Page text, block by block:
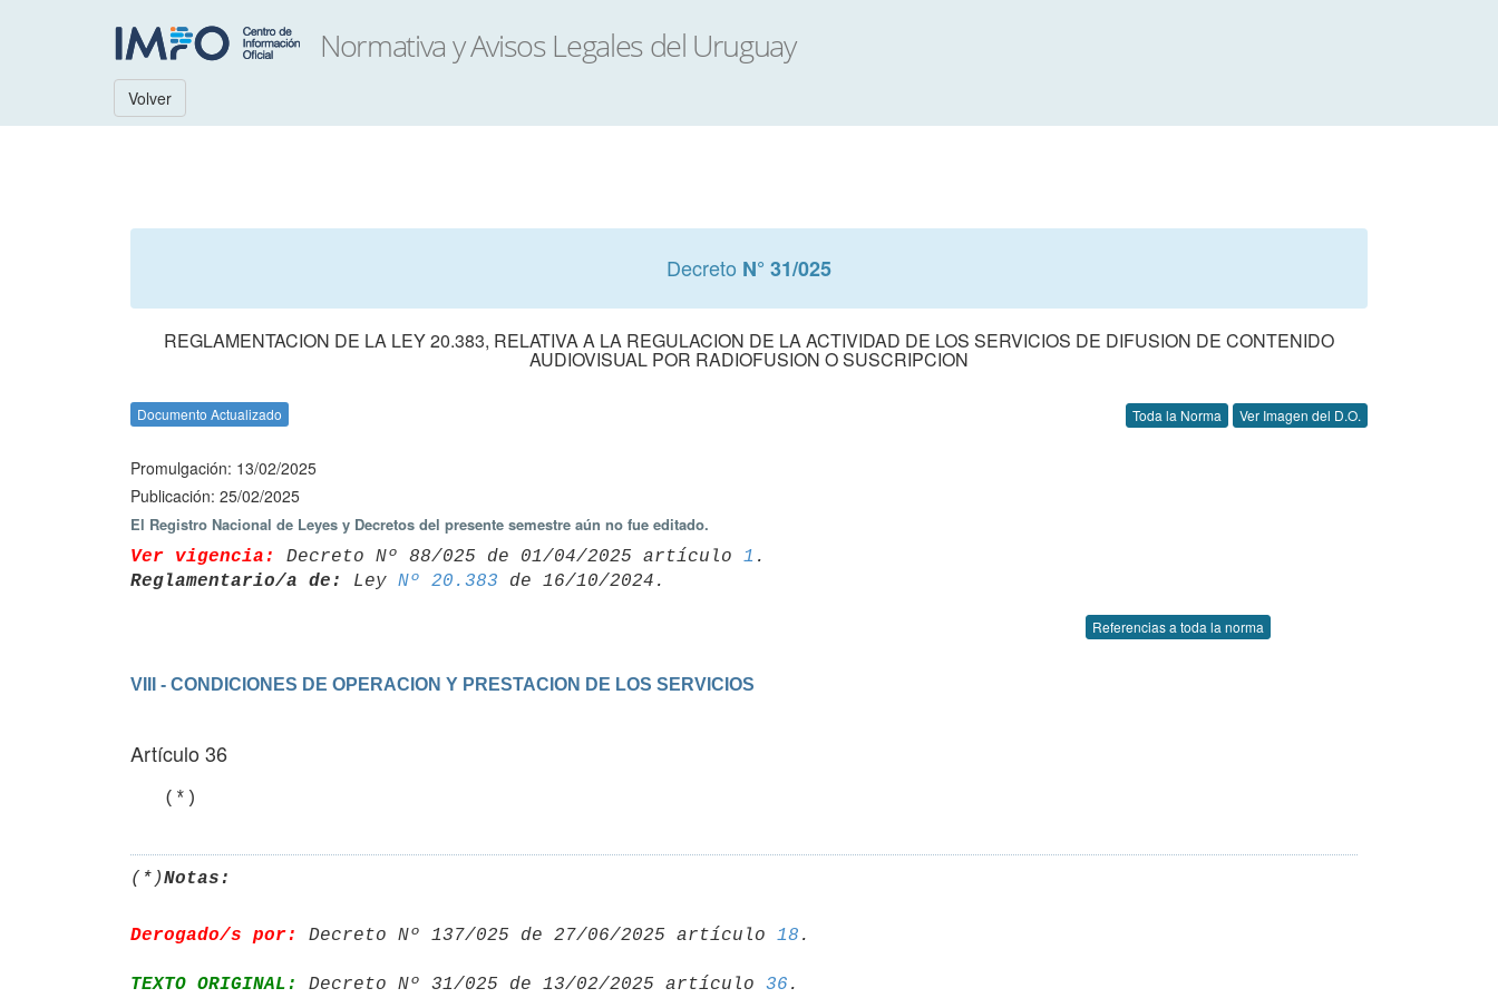
Volver
Decreto N° 31/025
REGLAMENTACION DE LA LEY 20.383, RELATIVA A LA REGULACION DE LA ACTIVIDAD DE LOS SERVICIOS DE DIFUSION DE CONTENIDO
AUDIOVISUAL POR RADIOFUSION O SUSCRIPCION
Documento Actualizado Toda la Norma Ver Imagen del D.O.
Promulgación: 13/02/2025
Publicación: 25/02/2025
El Registro Nacional de Leyes y Decretos del presente semestre aún no fue editado.
Ver vigencia: Decreto Nº 88/025 de 01/04/2025 artículo 1
Reglamentario/a de:
Ley Nº 20.383
Referencias a toda la norma
Artículo 36
   (*)
(*)Notas:
Derogado/s por: Decreto Nº 137/025 de 27/06/2025 artículo 18
TEXTO ORIGINAL: Decreto Nº 31/025 de 13/02/2025 artículo 36